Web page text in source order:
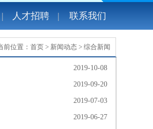
人才招聘 联系我们
前位置： 首页 > 新闻动态 > 综合新闻
2019-10-08
2019-09-20
2019-07-03
2019-06-27